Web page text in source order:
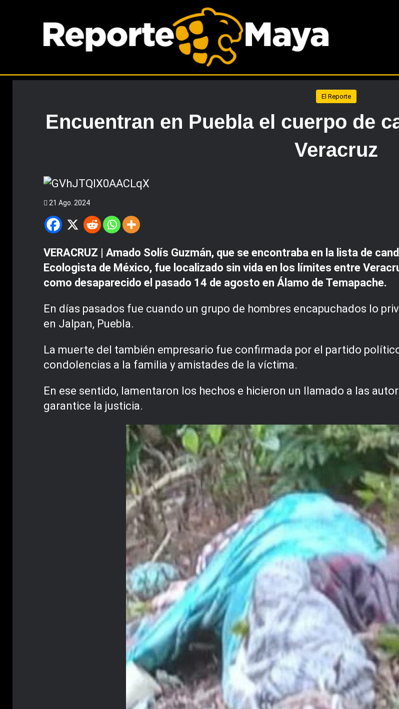
El Reporte
Encuentran en Puebla el cuerpo de
Veracruz
21 Ago. 2024
VERACRUZ | Amado Solís Guzmán, que se encontraba en la lista de
Ecologista de México, fue localizado sin vida en los límites entre
como desaparecido el pasado 14 de agosto en Álamo de Temapache.
En días pasados fue cuando un grupo de hombres encapuchados lo
en Jalpan, Puebla.
La muerte del también empresario fue confirmada por el partido
condolencias a la familia y amistades de la víctima.
En ese sentido, lamentaron los hechos e hicieron un llamado a las
garantice la justicia.